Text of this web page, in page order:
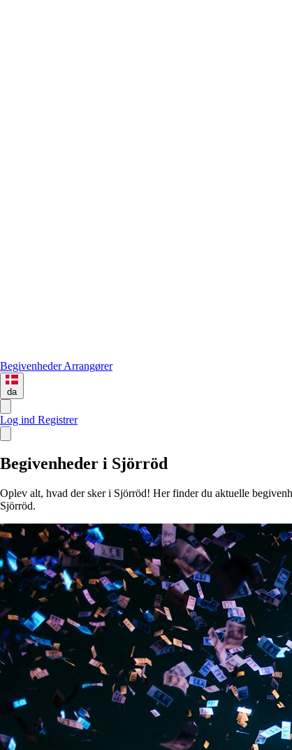
BegivenhederArrangører
da
Log ind Registrer
Begivenheder i Sjörröd
Oplev alt, hvad der sker i Sjörröd! Her finder du aktuelle
Sjörröd.